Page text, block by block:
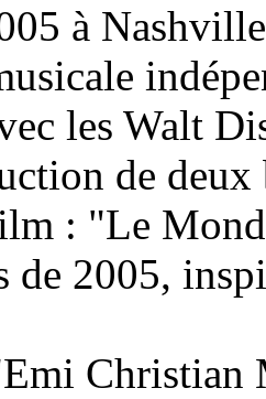
à
les Walt
de deux
: "Le
de 2005,